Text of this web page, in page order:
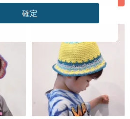
確定